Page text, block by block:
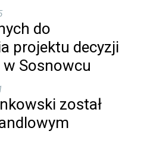
do
projektu decyzji
Sosnowcu
został